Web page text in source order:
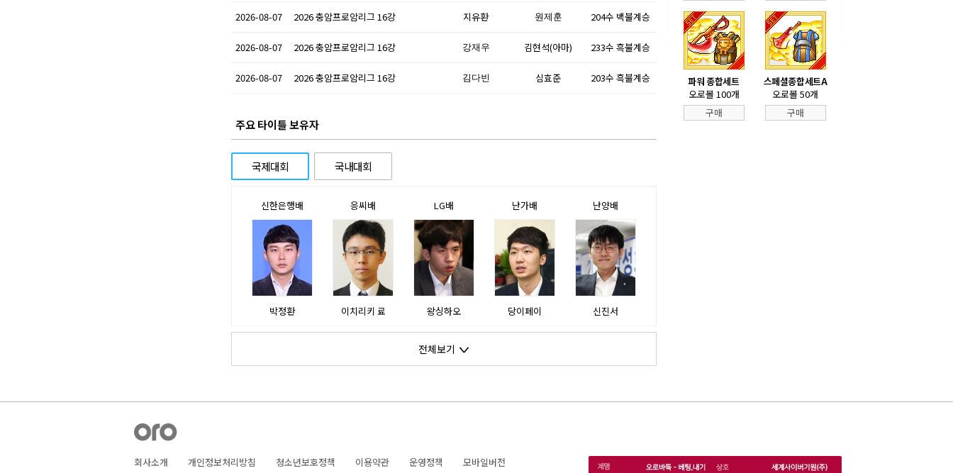
2026-08-07 2026 충암프로암리그 16강 지유환 원제훈 204수 백불계승
2026-08-07 2026 충암프로암리그 16강 강재우 김현석(아마) 233수 흑불계승
2026-08-07 2026 충암프로암리그 16강 김다빈 심효준 203수 흑불계승
주요 타이틀 보유자
국제대회 국내대회
신한은행배
박정환
응씨배
이치리키 료
LG배
왕싱하오
난가배
당이페이
난양배
신진서
전체보기
파워 종합세트
오로볼 100개
구매
스페셜종합세트A
오로볼 50개
구매
회사소개 개인정보처리방침 청소년보호정책 이용약관 운영정책 모바일버전